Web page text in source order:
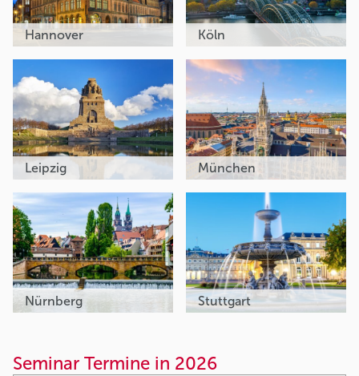
Hannover Köln
Leipzig München
Nürnberg Stuttgart
Seminar Termine in 2026